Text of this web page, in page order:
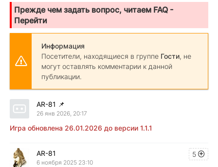
Прежде чем задать вопрос, читаем FAQ -
Перейти
Информация
Посетители, находящиеся в группе Гости, не
могут оставлять комментарии к данной
публикации.
AR-81 📌
26 янв 2026, 20:17
Игра обновлена 26.01.2026 до версии 1.1.1
5
AR-81
6 ноября 2025 23:10